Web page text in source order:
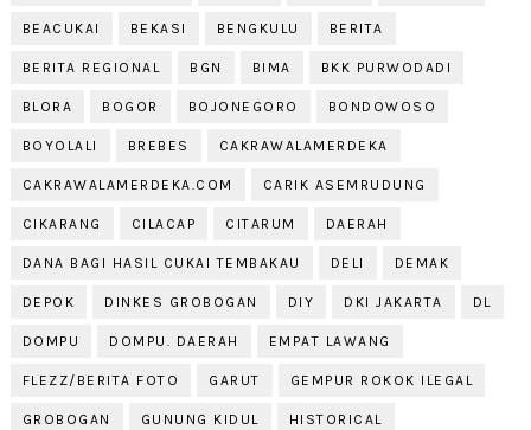
BEACUKAI BEKASI BENGKULU BERITA
BERITA REGIONAL BGN BIMA BKK PURWODADI
BLORA BOGOR BOJONEGORO BONDOWOSO
BOYOLALI BREBES CAKRAWALAMERDEKA
CAKRAWALAMERDEKA.COM CARIK ASEMRUDUNG
CIKARANG CILACAP CITARUM DAERAH
DANA BAGI HASIL CUKAI TEMBAKAU DELI DEMAK
DEPOK DINKES GROBOGAN DIY DKI JAKARTA DL
DOMPU DOMPU. DAERAH EMPAT LAWANG
FLEZZ/BERITA FOTO GARUT GEMPUR ROKOK ILEGAL
GROBOGAN GUNUNG KIDUL HISTORICAL